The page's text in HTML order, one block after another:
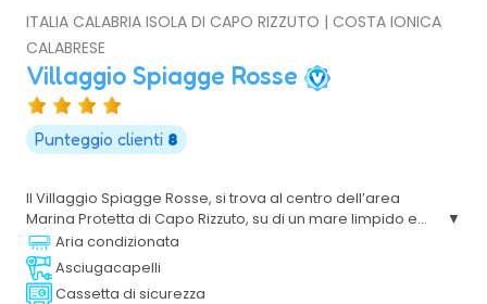
ITALIA CALABRIA ISOLA DI CAPO RIZZUTO | COSTA IONICA
CALABRESE
Villaggio Spiagge Rosse
Punteggio clienti 8
Il Villaggio Spiagge Rosse, si trova al centro dell’area
Marina Protetta di Capo Rizzuto, su di un mare limpido e
cristallino dai fondali incredibilmente ricchi di flora e fauna
sommersa; è armoniosamente inserito in un contesto di
naturale bellezza.
Aria condizionata
Asciugacapelli
Cassetta di sicurezza